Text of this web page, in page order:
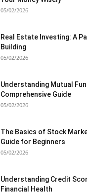
05/02/2026
Real Estate Investing: A
Building
05/02/2026
Understanding Mutual
Comprehensive Guide
05/02/2026
The Basics of Stock
Guide for Beginners
05/02/2026
Understanding Credit
Financial Health